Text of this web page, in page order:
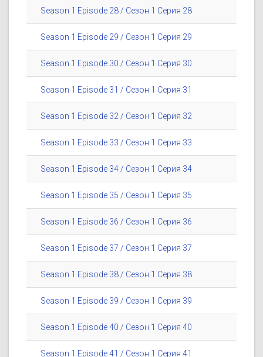
Season 1 Episode 28 / Сезон 1 Серия 28
Season 1 Episode 29 / Сезон 1 Серия 29
Season 1 Episode 30 / Сезон 1 Серия 30
Season 1 Episode 31 / Сезон 1 Серия 31
Season 1 Episode 32 / Сезон 1 Серия 32
Season 1 Episode 33 / Сезон 1 Серия 33
Season 1 Episode 34 / Сезон 1 Серия 34
Season 1 Episode 35 / Сезон 1 Серия 35
Season 1 Episode 36 / Сезон 1 Серия 36
Season 1 Episode 37 / Сезон 1 Серия 37
Season 1 Episode 38 / Сезон 1 Серия 38
Season 1 Episode 39 / Сезон 1 Серия 39
Season 1 Episode 40 / Сезон 1 Серия 40
Season 1 Episode 41 / Сезон 1 Серия 41